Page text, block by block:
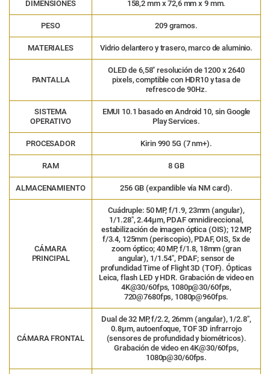
DIMENSIONES 158,2 mm x 72,6 mm x 9 mm.
PESO 209 gramos.
MATERIALES Vidrio delantero y trasero, marco de aluminio.
PANTALLA
OLED de 6,58″ resolución de 1200 x 2640
pixels, comptible con HDR10 y tasa de
refresco de 90Hz.
SISTEMA
OPERATIVO
EMUI 10.1 basado en Android 10, sin Google
Play Services.
PROCESADOR Kirin 990 5G (7 nm+).
RAM 8 GB
ALMACENAMIENTO 256 GB (expandible vía NM card).
CÁMARA
PRINCIPAL
Cuádruple: 50 MP, f/1.9, 23mm (angular),
1/1.28″, 2.44µm, PDAF omnidireccional,
estabilización de imagen óptica (OIS); 12 MP,
f/3.4, 125mm (periscopio), PDAF, OIS, 5x de
zoom óptico; 40 MP, f/1.8, 18mm (gran
angular), 1/1.54″, PDAF; sensor de
profundidad Time of Flight 3D (TOF). Ópticas
Leica, flash LED y HDR. Grabación de video en
4K@30/60fps, 1080p@30/60fps,
720@7680fps, 1080p@960fps.
CÁMARA FRONTAL
Dual de 32 MP, f/2.2, 26mm (angular), 1/2.8″,
0.8µm, autoenfoque, TOF 3D infrarrojo
(sensores de profundidad y biométricos).
Grabación de video en 4K@30/60fps,
1080p@30/60fps.